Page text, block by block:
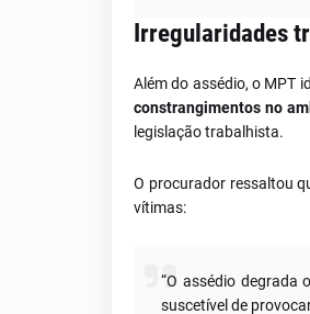
Irregularidades
Além do assédio, o MPT
constrangimentos no
legislação trabalhista.
O procurador ressaltou
vítimas:
“O assédio degrada
suscetível de